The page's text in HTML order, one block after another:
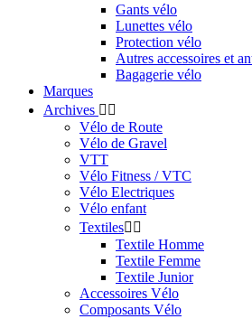
Gants vélo
Lunettes vélo
Protection vélo
Autres accessoires et
Bagagerie vélo
Marques
Archives  
Vélo de Route
Vélo de Gravel
VTT
Vélo Fitness / VTC
Vélo Electriques
Vélo enfant
Textiles 
Textile Homme
Textile Femme
Textile Junior
Accessoires Vélo
Composants Vélo